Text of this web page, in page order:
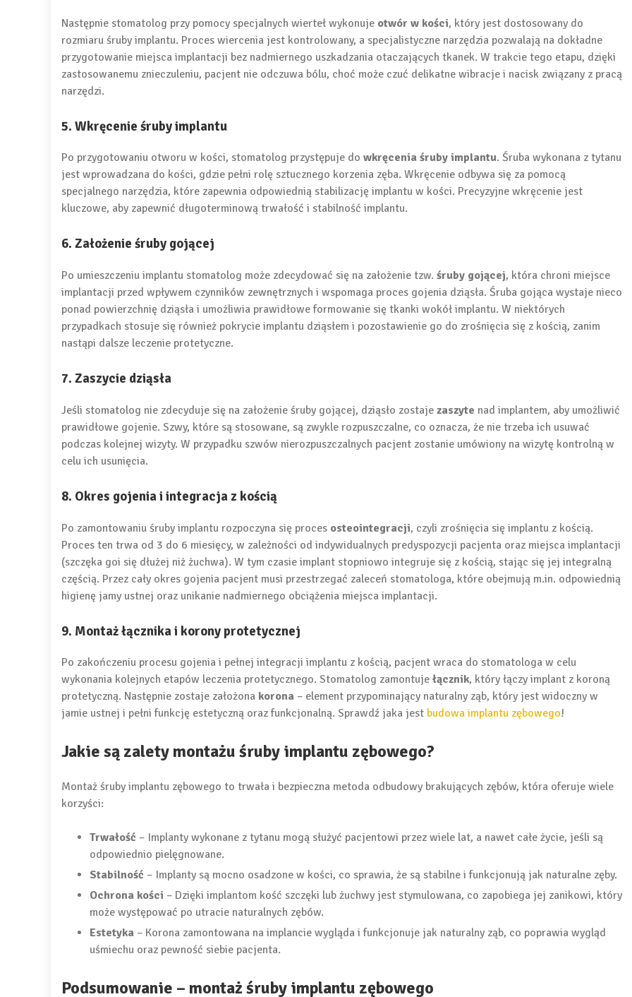
Następnie stomatolog przy pomocy specjalnych wierteł wykonuje otwór w kości, który jest dostosowany do
rozmiaru śruby implantu. Proces wiercenia jest kontrolowany, a specjalistyczne narzędzia pozwalają na dokładne
przygotowanie miejsca implantacji bez nadmiernego uszkadzania otaczających tkanek. W trakcie tego etapu, dzięki
zastosowanemu znieczuleniu, pacjent nie odczuwa bólu, choć może czuć delikatne wibracje i nacisk związany z pracą
narzędzi.
5. Wkręcenie śruby implantu
Po przygotowaniu otworu w kości, stomatolog przystępuje do wkręcenia śruby implantu. Śruba wykonana z tytanu
jest wprowadzana do kości, gdzie pełni rolę sztucznego korzenia zęba. Wkręcenie odbywa się za pomocą
specjalnego narzędzia, które zapewnia odpowiednią stabilizację implantu w kości. Precyzyjne wkręcenie jest
kluczowe, aby zapewnić długoterminową trwałość i stabilność implantu.
6. Założenie śruby gojącej
Po umieszczeniu implantu stomatolog może zdecydować się na założenie tzw. śruby gojącej, która chroni miejsce
implantacji przed wpływem czynników zewnętrznych i wspomaga proces gojenia dziąsła. Śruba gojąca wystaje nieco
ponad powierzchnię dziąsła i umożliwia prawidłowe formowanie się tkanki wokół implantu. W niektórych
przypadkach stosuje się również pokrycie implantu dziąsłem i pozostawienie go do zrośnięcia się z kością, zanim
nastąpi dalsze leczenie protetyczne.
7. Zaszycie dziąsła
Jeśli stomatolog nie zdecyduje się na założenie śruby gojącej, dziąsło zostaje zaszyte nad implantem, aby umożliwić
prawidłowe gojenie. Szwy, które są stosowane, są zwykle rozpuszczalne, co oznacza, że nie trzeba ich usuwać
podczas kolejnej wizyty. W przypadku szwów nierozpuszczalnych pacjent zostanie umówiony na wizytę kontrolną w
celu ich usunięcia.
8. Okres gojenia i integracja z kością
Po zamontowaniu śruby implantu rozpoczyna się proces osteointegracji, czyli zrośnięcia się implantu z kością.
Proces ten trwa od 3 do 6 miesięcy, w zależności od indywidualnych predyspozycji pacjenta oraz miejsca implantacji
(szczęka goi się dłużej niż żuchwa). W tym czasie implant stopniowo integruje się z kością, stając się jej integralną
częścią. Przez cały okres gojenia pacjent musi przestrzegać zaleceń stomatologa, które obejmują m.in. odpowiednią
higienę jamy ustnej oraz unikanie nadmiernego obciążenia miejsca implantacji.
9. Montaż łącznika i korony protetycznej
Po zakończeniu procesu gojenia i pełnej integracji implantu z kością, pacjent wraca do stomatologa w celu
wykonania kolejnych etapów leczenia protetycznego. Stomatolog zamontuje łącznik, który łączy implant z koroną
protetyczną. Następnie zostaje założona korona – element przypominający naturalny ząb, który jest widoczny w
jamie ustnej i pełni funkcję estetyczną oraz funkcjonalną. Sprawdź jaka jest budowa implantu zębowego!
Jakie są zalety montażu śruby implantu zębowego?
Montaż śruby implantu zębowego to trwała i bezpieczna metoda odbudowy brakujących zębów, która oferuje wiele
korzyści:
Trwałość – Implanty wykonane z tytanu mogą służyć pacjentowi przez wiele lat, a nawet całe życie, jeśli są
odpowiednio pielęgnowane.
Stabilność – Implanty są mocno osadzone w kości, co sprawia, że są stabilne i funkcjonują jak naturalne zęby.
Ochrona kości – Dzięki implantom kość szczęki lub żuchwy jest stymulowana, co zapobiega jej zanikowi, który
może występować po utracie naturalnych zębów.
Estetyka – Korona zamontowana na implancie wygląda i funkcjonuje jak naturalny ząb, co poprawia wygląd
uśmiechu oraz pewność siebie pacjenta.
Podsumowanie – montaż śruby implantu zębowego